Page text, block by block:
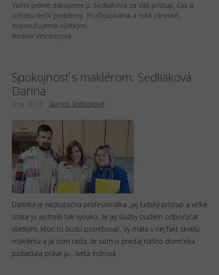
Veľmi pekne ďakujeme p. Sedliaková za Váš prístup, čas a
ochotu riešiť problémy. Profesionálna a milá zároveň,
doporučujeme všetkým.
Rodina Vincencová
Spokojnosť s maklérom: Sedliaková
Darina
Darina Sedliaková
máj 2024
Darinka je neskutočná profesionálka...jej ľudský prístup a veľké
srdce ju vystrelili tak vysoko, že jej služby budem odporúčať
všetkým, ktorí to budú potrebovať. Vy máte v nej fakt skvelú
maklérku a ja som rada, že som o predaj nášho domčeka
požiadala práve ju... Iveta Indrová